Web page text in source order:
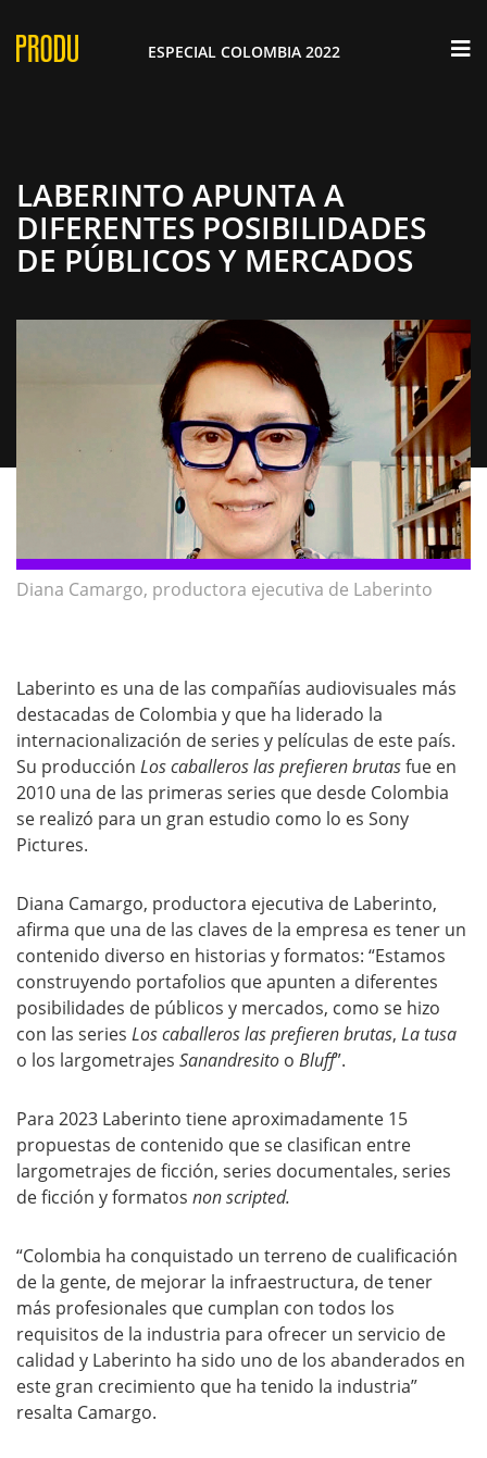
ESPECIAL COLOMBIA 2022
LABERINTO APUNTA A
DIFERENTES POSIBILIDADES
DE PÚBLICOS Y MERCADOS
Diana Camargo, productora ejecutiva de Laberinto
Laberinto es una de las compañías audiovisuales más
destacadas de Colombia y que ha liderado la
internacionalización de series y películas de este país.
Su producción Los caballeros las prefieren brutasfue en
2010 una de las primeras series que desde Colombia
se realizó para un gran estudio como lo es Sony
Pictures.
Diana Camargo, productora ejecutiva de Laberinto,
afirma que una de las claves de la empresa es tener un
contenido diverso en historias y formatos: “Estamos
construyendo portafolios que apunten a diferentes
posibilidades de públicos y mercados, como se hizo
con las series Los caballeros las prefieren brutas, La tusa
o los largometrajes Sanandresito o Bluff”.
Para 2023 Laberinto tiene aproximadamente 15
propuestas de contenido que se clasifican entre
largometrajes de ficción, series documentales, series
de ficción y formatos non scripted.
“Colombia ha conquistado un terreno de cualificación
de la gente, de mejorar la infraestructura, de tener
más profesionales que cumplan con todos los
requisitos de la industria para ofrecer un servicio de
calidad y Laberinto ha sido uno de los abanderados en
este gran crecimiento que ha tenido la industria”
resalta Camargo.